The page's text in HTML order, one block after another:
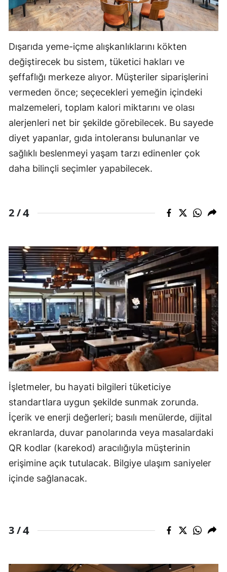
Dışarıda yeme-içme alışkanlıklarını kökten
değiştirecek bu sistem, tüketici hakları ve
şeffaflığı merkeze alıyor. Müşteriler siparişlerini
vermeden önce; seçecekleri yemeğin içindeki
malzemeleri, toplam kalori miktarını ve olası
alerjenleri net bir şekilde görebilecek. Bu sayede
diyet yapanlar, gıda intoleransı bulunanlar ve
sağlıklı beslenmeyi yaşam tarzı edinenler çok
daha bilinçli seçimler yapabilecek.
2 /4
İşletmeler, bu hayati bilgileri tüketiciye
standartlara uygun şekilde sunmak zorunda.
İçerik ve enerji değerleri; basılı menülerde, dijital
ekranlarda, duvar panolarında veya masalardaki
QR kodlar (karekod) aracılığıyla müşterinin
erişimine açık tutulacak. Bilgiye ulaşım saniyeler
içinde sağlanacak.
3 /4